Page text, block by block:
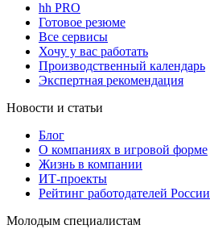
hh PRO
Готовое резюме
Все сервисы
Хочу у вас работать
Производственный календарь
Экспертная рекомендация
Новости и статьи
Блог
О компаниях в игровой форме
Жизнь в компании
ИТ-проекты
Рейтинг работодателей России
Молодым специалистам